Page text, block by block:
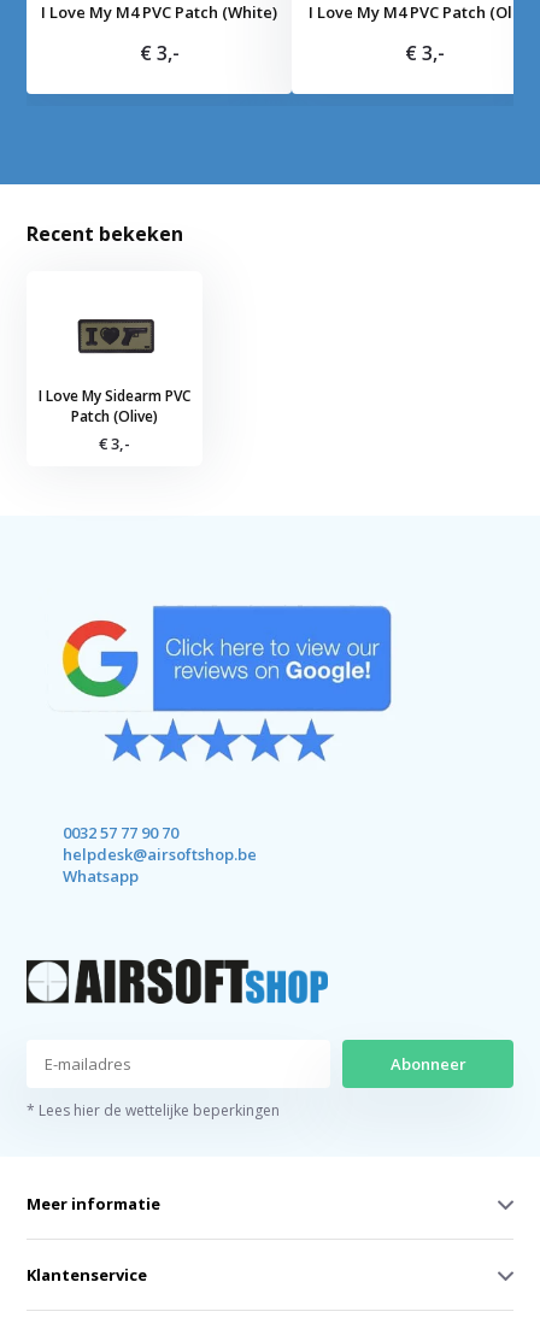
I Love My M4 PVC Patch (White)
€ 3,-
I Love My M4 PVC Patch (Olive)
€ 3,-
Recent bekeken
I Love My Sidearm PVC
Patch (Olive)
€ 3,-
0032 57 77 90 70
helpdesk@airsoftshop.be
Whatsapp
Abonneer
* Lees hier de wettelijke beperkingen
Meer informatie
Klantenservice